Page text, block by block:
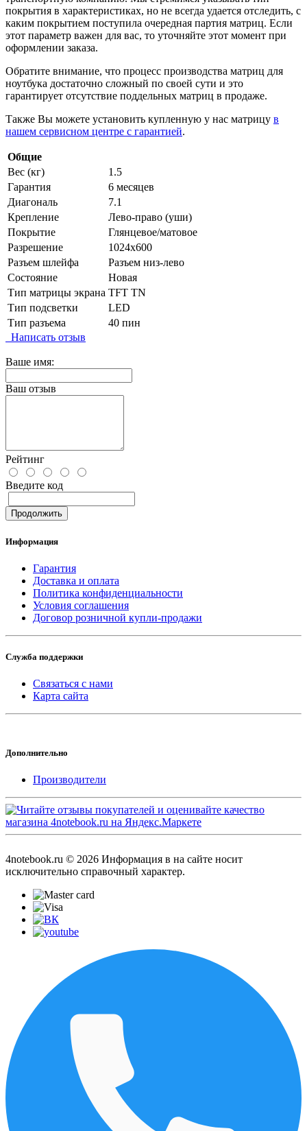
покрытия в характеристиках, но не всегда удается отследить, с
каким покрытием поступила очередная партия матриц. Если
этот параметр важен для вас, то уточняйте этот момент при
оформлении заказа.
Обратите внимание, что процесс производства матриц для
ноутбука достаточно сложный по своей сути и это
гарантирует отсутствие поддельных матриц в продаже.
Также Вы можете установить купленную у нас матрицу в
нашем сервисном центре с гарантией.
Общие
Вес (кг)
1.5
Гарантия
6 месяцев
Диагональ
7.1
Крепление
Лево-право (уши)
Покрытие
Глянцевое/матовое
Разрешение
1024x600
Разъем шлейфа
Разъем низ-лево
Состояние
Новая
Тип матрицы экрана TFT TN
Тип подсветки
LED
Тип разъема
40 пин
Написать отзыв
Ваше имя:
Ваш отзыв
Рейтинг
Введите код
Продолжить
Информация
Гарантия
Доставка и оплата
Политика конфиденциальности
Условия соглашения
Договор розничной купли-продажи
Служба поддержки
Связаться с нами
Карта сайта
Дополнительно
Производители
4notebook.ru © 2026 Информация в на сайте носит
исключительно справочный характер.